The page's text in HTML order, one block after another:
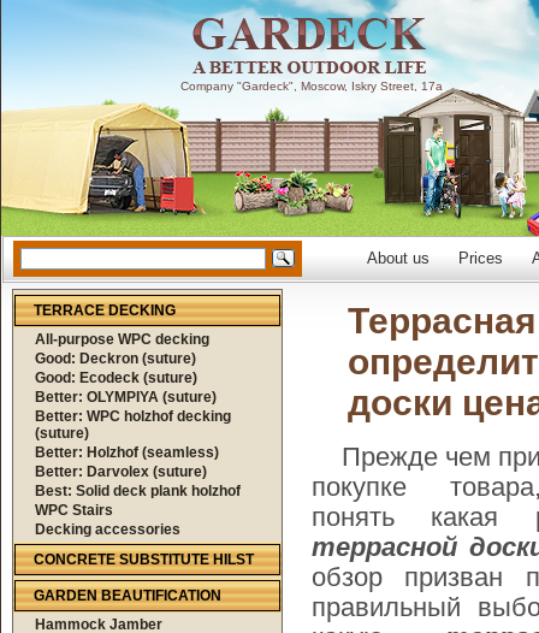
Company "Gardeck", Moscow, Iskry Street, 17a
About us Prices
доски
Прежде чем
покупке
понять какая
террасной
обзор призван
правильный
TERRACE DECKING
All-purpose WPC decking
Good: Deckron (suture)
Good: Ecodeck (suture)
Better: OLYMPIYA (suture)
Better: WPC holzhof decking
(suture)
Better: Holzhof (seamless)
Better: Darvolex (suture)
Best: Solid deck plank holzhof
WPC Stairs
Decking accessories
CONCRETE SUBSTITUTE HILST
GARDEN BEAUTIFICATION
Hammock Jamber